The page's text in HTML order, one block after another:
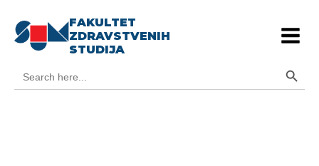
FAKULTET
ZDRAVSTVENIH
STUDIJA
for: